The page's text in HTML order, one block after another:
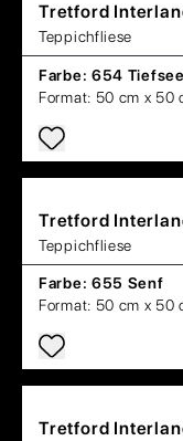
Tretford
Teppichfliese
Farbe: 654 Tiefsee
Format: 50 cm x 50
Tretford
Teppichfliese
Farbe: 655 Senf
Format: 50 cm x 50
Tretford